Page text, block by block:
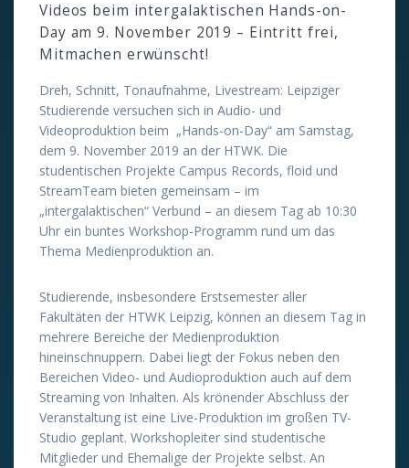
Videos beim intergalaktischen Hands-on-
Day am 9. November 2019 – Eintritt frei,
Mitmachen erwünscht!
Dreh, Schnitt, Tonaufnahme, Livestream: Leipziger
Studierende versuchen sich in Audio- und
Videoproduktion beim „Hands-on-Day“ am Samstag,
dem 9. November 2019 an der HTWK. Die
studentischen Projekte Campus Records, floid und
StreamTeam bieten gemeinsam – im
„intergalaktischen“ Verbund – an diesem Tag ab 10:30
Uhr ein buntes Workshop-Programm rund um das
Thema Medienproduktion an.
Studierende, insbesondere Erstsemester aller
Fakultäten der HTWK Leipzig, können an diesem Tag in
mehrere Bereiche der Medienproduktion
hineinschnuppern. Dabei liegt der Fokus neben den
Bereichen Video- und Audioproduktion auch auf dem
Streaming von Inhalten. Als krönender Abschluss der
Veranstaltung ist eine Live-Produktion im großen TV-
Studio geplant. Workshopleiter sind studentische
Mitglieder und Ehemalige der Projekte selbst. An